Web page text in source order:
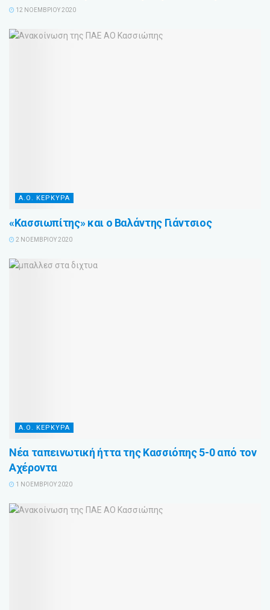
12 ΝΟΕΜΒΡΊΟΥ 2020
Α.Ο. ΚΕΡΚΥΡΑ
«Κασσιωπίτης» και ο Βαλάντης Γιάντσιος
2 ΝΟΕΜΒΡΊΟΥ 2020
Α.Ο. ΚΕΡΚΥΡΑ
Νέα ταπεινωτική ήττα της Κασσιόπης 5-0 από τον
Αχέροντα
1 ΝΟΕΜΒΡΊΟΥ 2020